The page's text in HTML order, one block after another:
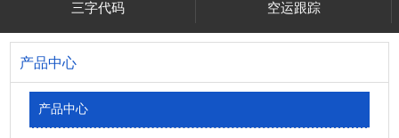
三字代码 空运跟踪
产品中心
产品中心